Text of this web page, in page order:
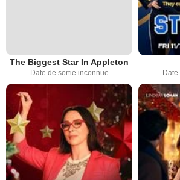
The Biggest Star In Appleton
Date de sortie inconnue